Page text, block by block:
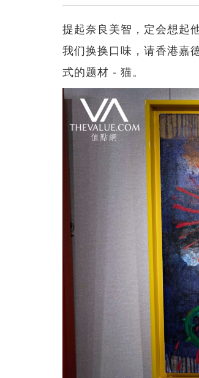
提起奈良美智，定会想起
我们换换口味，请香港嘉
式的题材 - 猫。